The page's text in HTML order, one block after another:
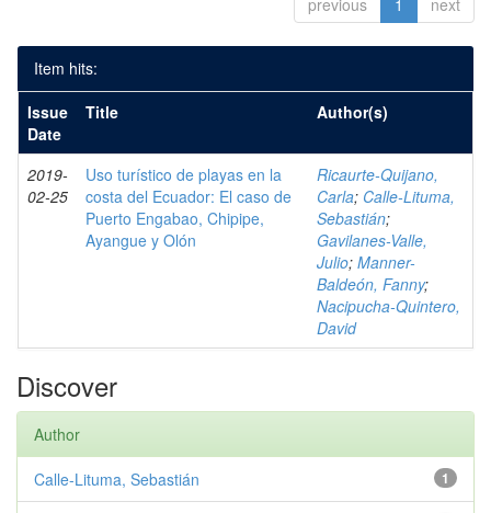
previous 1 next
Item hits:
Issue
Date
Title Author(s)
2019-
02-25
Uso turístico de playas en la
costa del Ecuador: El caso de
Puerto Engabao, Chipipe,
Ayangue y Olón
Ricaurte-Quijano,
Carla; Calle-Lituma,
Sebastián;
Gavilanes-Valle,
Julio; Manner-
Baldeón, Fanny;
Nacipucha-Quintero,
David
Discover
Author
1
Calle-Lituma, Sebastián